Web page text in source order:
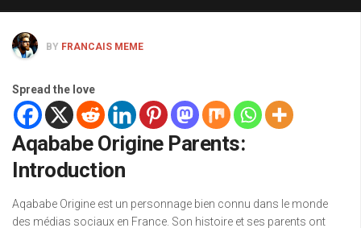
BY FRANCAIS MEME
Spread the love
Aqababe Origine Parents:
Introduction
Aqababe Origine est un personnage bien connu dans le monde
des médias sociaux en France. Son histoire et ses parents ont